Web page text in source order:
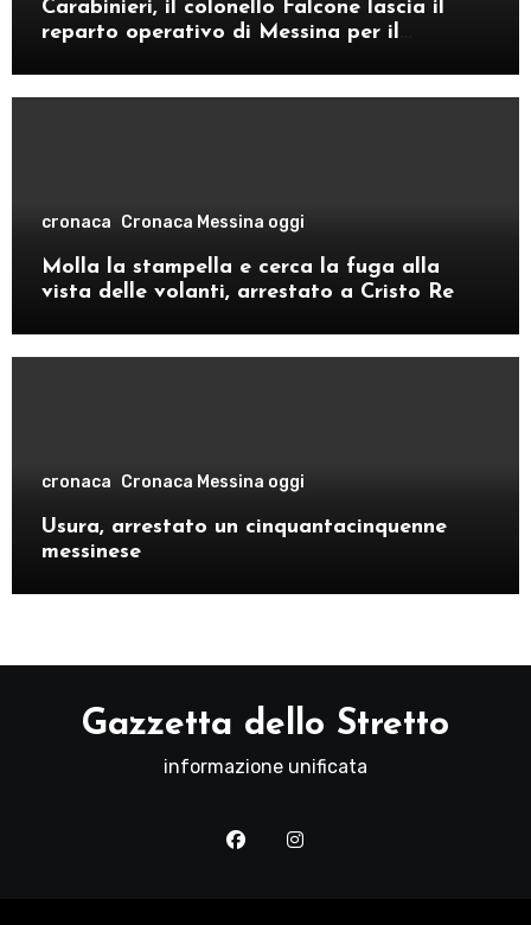
Carabinieri, il colonello Falcone lascia il
reparto operativo di Messina per il
cronaca Cronaca Messina oggi
Molla la stampella e cerca la fuga alla
vista delle volanti, arrestato a Cristo Re
cronaca Cronaca Messina oggi
Usura, arrestato un cinquantacinquenne
messinese
Gazzetta dello Stretto
informazione unificata